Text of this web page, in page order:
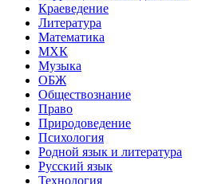
Краеведение
Литература
Математика
МХК
Музыка
ОБЖ
Обществознание
Право
Природоведение
Психология
Родной язык и литература
Русский язык
Технология